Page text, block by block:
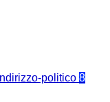
politico 8